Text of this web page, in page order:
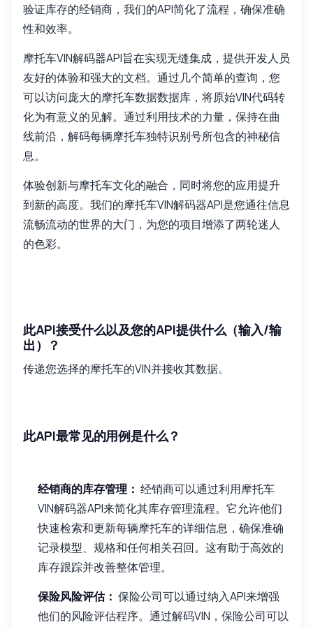
验证库存的经销商，我们的API简化了流程，确保准确
性和效率。
摩托车VIN解码器API旨在实现无缝集成，提供开发人员
友好的体验和强大的文档。通过几个简单的查询，您
可以访问庞大的摩托车数据数据库，将原始VIN代码转
化为有意义的见解。通过利用技术的力量，保持在曲
线前沿，解码每辆摩托车独特识别号所包含的神秘信
息。
体验创新与摩托车文化的融合，同时将您的应用提升
到新的高度。我们的摩托车VIN解码器API是您通往信息
流畅流动的世界的大门，为您的项目增添了两轮迷人
的色彩。
此API接受什么以及您的API提供什么（输入/输
出）？
传递您选择的摩托车的VIN并接收其数据。
此API最常见的用例是什么？
经销商的库存管理： 经销商可以通过利用摩托车
VIN解码器API来简化其库存管理流程。它允许他们
快速检索和更新每辆摩托车的详细信息，确保准确
记录模型、规格和任何相关召回。这有助于高效的
库存跟踪并改善整体管理。
保险风险评估： 保险公司可以通过纳入API来增强
他们的风险评估程序。通过解码VIN，保险公司可以